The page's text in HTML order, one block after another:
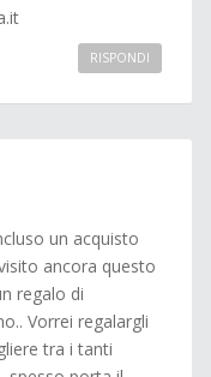
RISPONDI
un acquisto
ancora questo
regalo di
Vorrei regalargli
tra i tanti